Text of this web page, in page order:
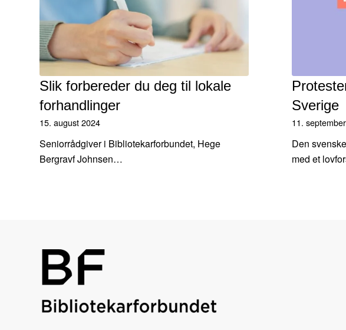
Slik forbereder du deg til lokale
forhandlinger
15. august 2024
Seniorrådgiver i Bibliotekarforbundet, Hege
Bergravf Johnsen…
Sverige
11.
Den
med et